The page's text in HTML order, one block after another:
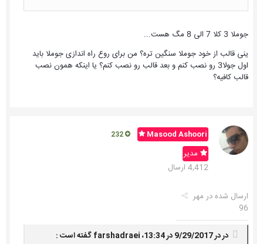
جوملا 3 کلا 7 الی 8 مگ هست...
ینی قالب از خود جوملا سنگین تره؟ من برای روع راه اندازی جوملا باید
اول جولا3 رو نصب کنم و بعد قالب رو نصب کنم؟ یا اینکه همون نصب
قالب کافیه؟
Masood Ashoori
مدیر
4,412 ارسال
ارسال شده در مهر
96
در در 9/29/2017 در 13:34، farshadraeiگفته است :